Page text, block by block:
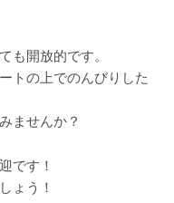
も開放的です。
トの上でのんびりした
ませんか？
です！
ょう！